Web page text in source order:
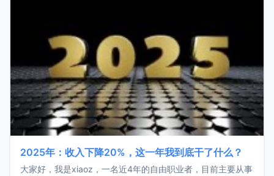
2025年：收入下降20%，这一年我到底干了什么？
大家好，我是xiaoz，一名近4年的自由职业者，目前主要从事